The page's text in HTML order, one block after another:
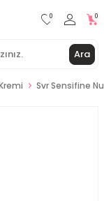
Ara
0 0
Svr Sensifine